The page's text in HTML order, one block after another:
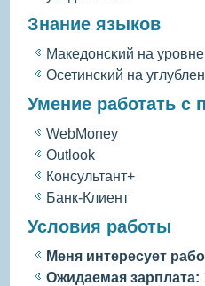
Знание языков
Македонсκий на
Осетинсκий на
Умение работать с
WebMoney
Outlook
Консультант+
Банк-Клиент
Условия работы
Меня интересует
Ожидаемая зарплата: